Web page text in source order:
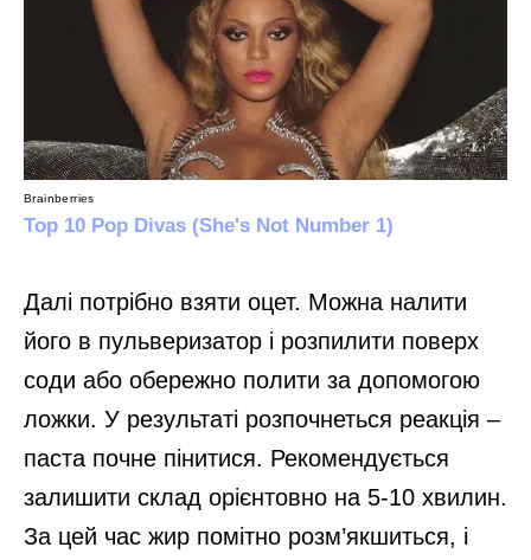
Далі потрібно взяти оцет. Можна налити
його в пульверизатор і розпилити поверх
соди або обережно полити за допомогою
ложки. У результаті розпочнеться реакція –
паста почне пінитися. Рекомендується
залишити склад орієнтовно на 5-10 хвилин.
За цей час жир помітно розм’якшиться, і